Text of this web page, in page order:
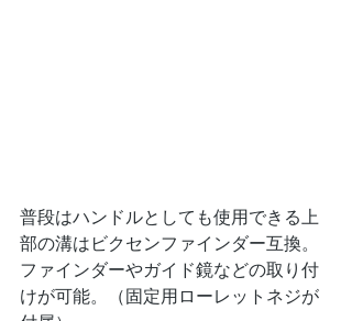
普段はハンドルとしても使用できる上
部の溝はビクセンファインダー互換。
ファインダーやガイド鏡などの取り付
けが可能。（固定用ローレットネジが